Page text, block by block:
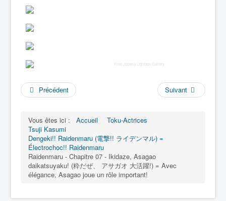
Free Joomla Lightbox Gallery
Précédent Suivant
Vous êtes ici : Accueil
Toku-Actrices
Tsuji Kasumi
Dengeki!! Raidenmaru (電撃!! ライデンマル) =
Électrochoc!! Raidenmaru
Raidenmaru - Chapitre 07 - Ikidaze, Asagao
daikatsuyaku! (粋だぜ、 アサガオ 大活躍!) = Avec
élégance, Asagao joue un rôle important!